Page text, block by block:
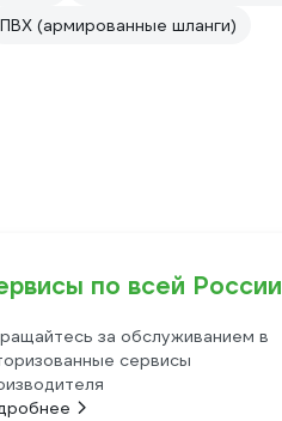
ПВХ (армированные шланги)
по всей России
за обслуживанием в
сервисы